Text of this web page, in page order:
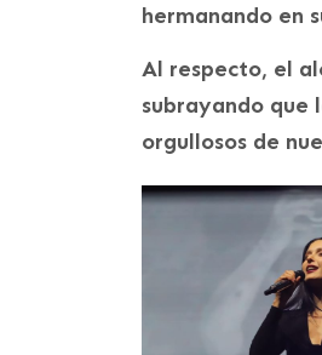
hermanando en
Al respecto, el
subrayando que
orgullosos de